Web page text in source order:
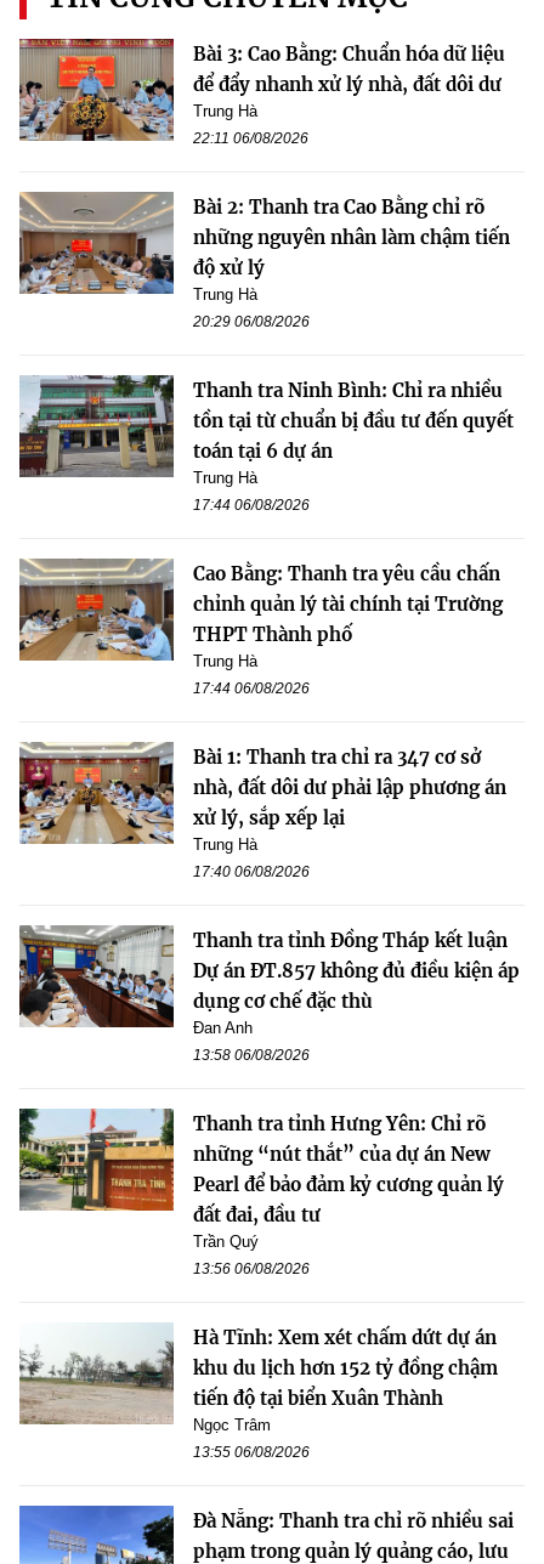
Bài 3: Cao Bằng: Chuẩn hóa dữ liệu
để đẩy nhanh xử lý nhà, đất dôi dư
Trung Hà
22:11 06/08/2026
Bài 2: Thanh tra Cao Bằng chỉ rõ
những nguyên nhân làm chậm tiến
độ xử lý
Trung Hà
20:29 06/08/2026
Thanh tra Ninh Bình: Chỉ ra nhiều
tồn tại từ chuẩn bị đầu tư đến quyết
toán tại 6 dự án
Trung Hà
17:44 06/08/2026
Cao Bằng: Thanh tra yêu cầu chấn
chỉnh quản lý tài chính tại Trường
THPT Thành phố
Trung Hà
17:44 06/08/2026
Bài 1: Thanh tra chỉ ra 347 cơ sở
nhà, đất dôi dư phải lập phương án
xử lý, sắp xếp lại
Trung Hà
17:40 06/08/2026
Thanh tra tỉnh Đồng Tháp kết luận
Dự án ĐT.857 không đủ điều kiện áp
dụng cơ chế đặc thù
Đan Anh
13:58 06/08/2026
Thanh tra tỉnh Hưng Yên: Chỉ rõ
những “nút thắt” của dự án New
Pearl để bảo đảm kỷ cương quản lý
đất đai, đầu tư
Trần Quý
13:56 06/08/2026
Hà Tĩnh: Xem xét chấm dứt dự án
khu du lịch hơn 152 tỷ đồng chậm
tiến độ tại biển Xuân Thành
Ngọc Trâm
13:55 06/08/2026
Đà Nẵng: Thanh tra chỉ rõ nhiều sai
phạm trong quản lý quảng cáo, lưu